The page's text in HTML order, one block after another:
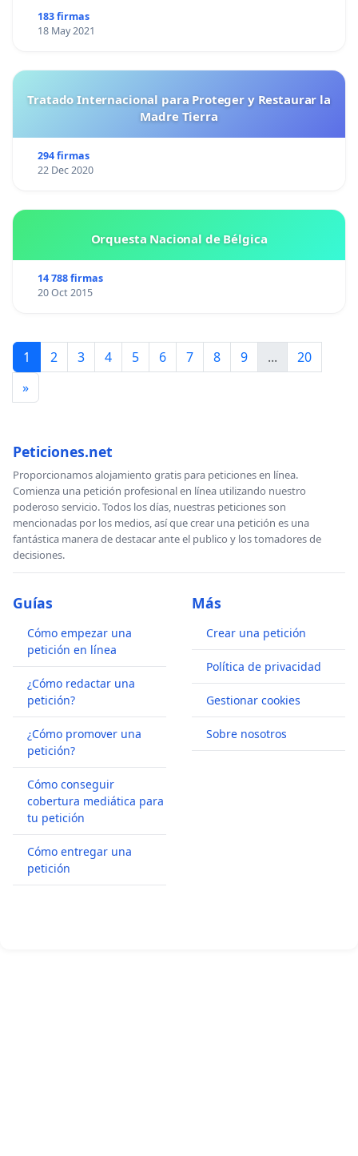
183 firmas
18 May 2021
Tratado Internacional para Proteger y Restaurar la
Madre Tierra
294 firmas
22 Dec 2020
Orquesta Nacional de Bélgica
14 788 firmas
20 Oct 2015
1 2 3 4 5 6 7 8 9 ...
20
»
Peticiones.net
Proporcionamos alojamiento gratis para peticiones en línea.
Comienza una petición profesional en línea utilizando nuestro
poderoso servicio. Todos los días, nuestras peticiones son
mencionadas por los medios, así que crear una petición es una
fantástica manera de destacar ante el publico y los tomadores de
decisiones.
Guías
Cómo empezar una
petición en línea
¿Cómo redactar una
petición?
¿Cómo promover una
petición?
Cómo conseguir
cobertura mediática para
tu petición
Cómo entregar una
petición
Más
Crear una petición
Política de privacidad
Gestionar cookies
Sobre nosotros